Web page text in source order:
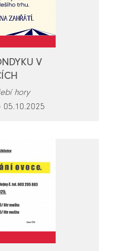
V
hory
05.10.2025